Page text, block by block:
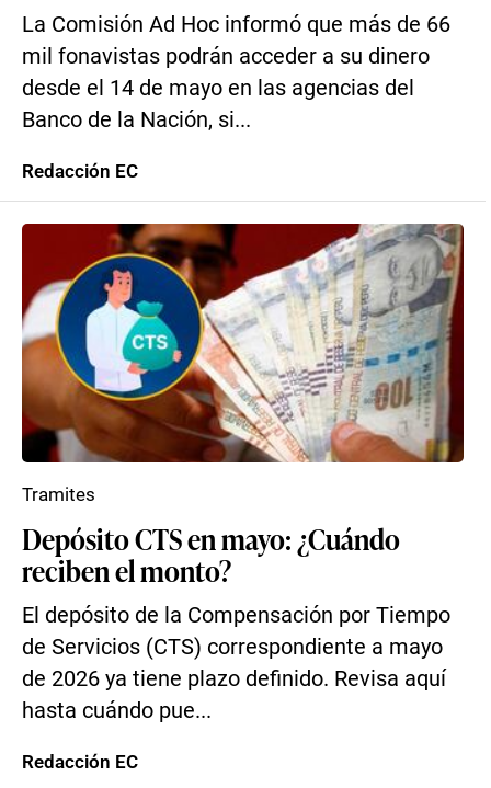
La Comisión Ad Hoc informó que más de 66
mil fonavistas podrán acceder a su dinero
desde el 14 de mayo en las agencias del
Banco de la Nación, si...
Redacción EC
Depósito CTS en mayo: ¿Cuándo
reciben el monto?
El depósito de la Compensación por Tiempo
de Servicios (CTS) correspondiente a mayo
de 2026 ya tiene plazo definido. Revisa aquí
hasta cuándo pue...
Tramites
Redacción EC